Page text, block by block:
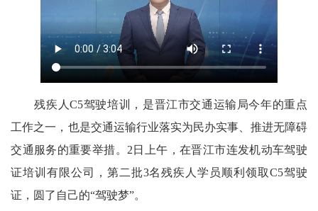
残疾人C5驾驶培训，是晋江市交通运输局今年的重点
工作之一，也是交通运输行业落实为民办实事、推进无障碍
交通服务的重要举措。2日上午，在晋江市连发机动车驾驶
证培训有限公司，第二批3名残疾人学员顺利领取C5驾驶
证，圆了自己的“驾驶梦”。